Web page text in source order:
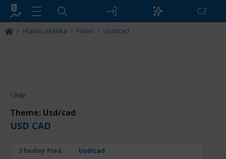
CZ
Hlavní stránka Forex Usd/cad
Filtr
Theme: Usd/cad
USD CAD
3 hodiny Před Usd/cad